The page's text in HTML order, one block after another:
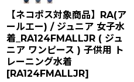
【ネコポス対象商品】RA(ア
ールエー) / ジュニア 女子水
着_RA124FMALLJR ( ジュ
ニア ワンピース ) 子供用 ト
レーニング水着
[RA124FMALLJR]